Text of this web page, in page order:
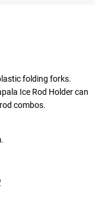
folding forks.
Ice Rod Holder can
combos.